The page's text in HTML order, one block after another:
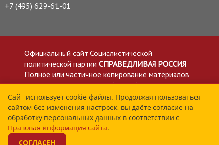
+7 (495) 629-61-01
Официальный сайт Социалистической
политической партии СПРАВЕДЛИВАЯ РОССИЯ
Полное или частичное копирование материалов
приветствуется со ссылкой на сайт spravedlivo.ru
Политика в отношении обработки персональных
данных
Все материалы сайта spravedlivo.ru доступны по
лицензии Creative Commons Attribution 4.0 International
Сайт использует cookie-файлы. Продолжая пользоваться
сайтом без изменения настроек, вы даёте согласие на
обработку персональных данных в соответствии с
Правовая информация сайта.
СОГЛАСЕН